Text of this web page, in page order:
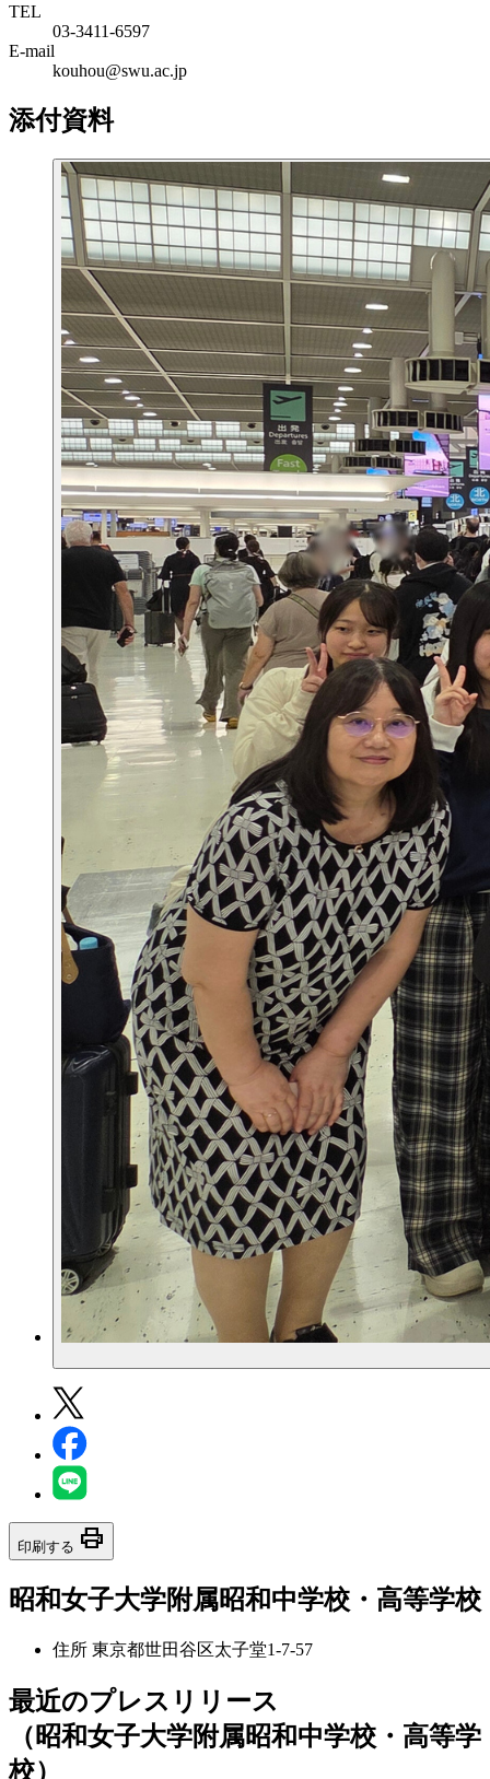
TEL
03-3411-6597
E-mail
kouhou@swu.ac.jp
添付資料
印刷する print
昭和女子大学附属昭和中学校・高等学校
住所 東京都世田谷区太子堂1-7-57
最近のプレスリリース
（昭和女子大学附属昭和中学校・高等学
校）